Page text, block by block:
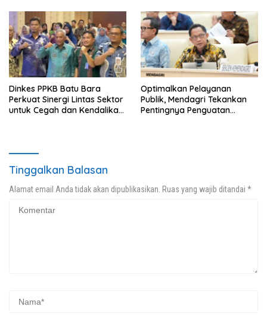
Dinkes PPKB Batu Bara
Perkuat Sinergi Lintas Sektor
untuk Cegah dan Kendalikan
Optimalkan Pelayanan
Publik, Mendagri Tekankan
Pentingnya Penguatan
Tinggalkan Balasan
Alamat email Anda tidak akan dipublikasikan. Ruas yang wajib ditandai *